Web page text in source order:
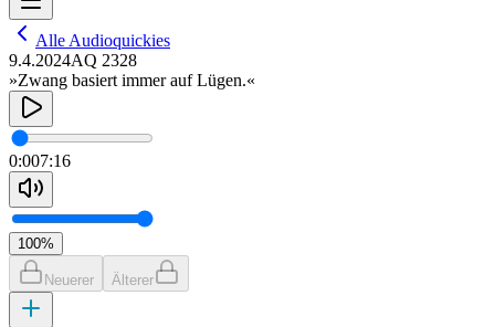
Alle Audioquickies
9.4.2024AQ 2328
»Zwang basiert immer auf Lügen.«
0:007:16
100%
Neuerer Älterer